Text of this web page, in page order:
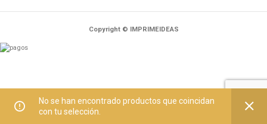
No se han encontrado productos que coincidan
con tu selección.
Copyright © IMPRIMEIDEAS